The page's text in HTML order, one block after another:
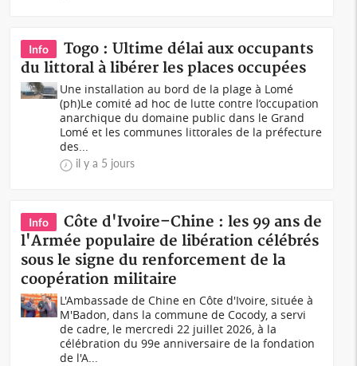
Info
Togo : Ultime délai aux occupants
du littoral à libérer les places occupées
Une installation au bord de la plage à Lomé
(ph)Le comité ad hoc de lutte contre l’occupation
anarchique du domaine public dans le Grand
Lomé et les communes littorales de la préfecture
des...
il y a 5 jours
Info
Côte d'Ivoire–Chine : les 99 ans de
l'Armée populaire de libération célébrés
sous le signe du renforcement de la
coopération militaire
L'Ambassade de Chine en Côte d'Ivoire, située à
M'Badon, dans la commune de Cocody, a servi
de cadre, le mercredi 22 juillet 2026, à la
célébration du 99e anniversaire de la fondation
de l'A...